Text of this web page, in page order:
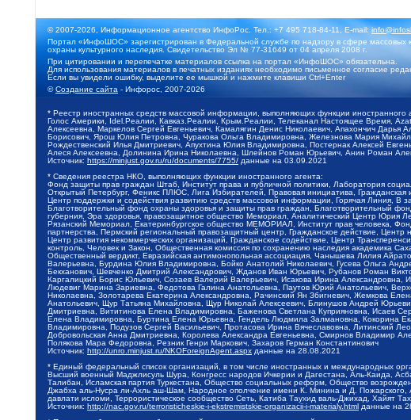
© 2007-2026, Информационное агентство ИнфоРос. Тел.: +7 495 718-84-11, E-mail:
Портал «ИнфоШОС» зарегистрирован в Федеральной службе по надзору в сфере массовых
охраны культурного наследия. Свидетельство Эл № 77-31649 от 04 апреля 2008 г.
При цитировании и перепечатке материалов ссылка на портал «ИнфоШОС» обязательна.
Для использования материалов в печатных изданиях необходимо письменное согласие
Если вы увидели ошибку, выделите ее мышкой и нажмите клавиши Ctrl+Enter
©Создание сайта - Инфорос, 2007-2026
* Реестр иностранных средств массовой информации, выполняющих функции иностранного
Голос Америки, Idel.Реалии, Кавказ.Реалии, Крым.Реалии, Телеканал Настоящее Время,
Алексеевна, Маркелов Сергей Евгеньевич, Камалягин Денис Николаевич, Апахончич
Борисович, Ярош Юлия Петровна, Чуракова Ольга Владимировна, Железнова Мария
Рождественский Илья Дмитриевич, Апухтина Юлия Владимировна, Постернак Алексей
Алеся Алексеевна, Долинина Ирина Николаевна, Шлейнов Роман Юрьевич, Анин Роман
Источник: https://minjust.gov.ru/ru/documents/7755/ данные на 03.09.2021
* Сведения реестра НКО, выполняющих функции иностранного агента:
Фонд защиты прав граждан Штаб, Институт права и публичной политики, Лаборатория
Открытый Петербург, Феникс ПЛЮС, Лига Избирателей, Правовая инициатива, Гражданская
Центр поддержки и содействия развитию средств массовой информации, Горячая Линия,
Благотворительный фонд охраны здоровья и защиты прав граждан, Благотворительный
губерния, Эра здоровья, правозащитное общество Мемориал, Аналитический Центр Юрия
Рязанский Мемориал, Екатеринбургское общество МЕМОРИАЛ, Институт прав человека,
партнерства, Пермский региональный правозащитный центр, Гражданское действие,
Центр развития некоммерческих организаций, Гражданское содействие, Центр
контроль, Человек и Закон, Общественная комиссия по сохранению наследия академика
Общественный вердикт, Евразийская антимонопольная ассоциация, Чанышева Лилия
Валерьевна, Бурдина Юлия Владимировна, Бойко Анатолий Николаевич, Гусева Ольга
Бекханович, Шевченко Дмитрий Александрович, Жданов Иван Юрьевич, Рубанов Роман
Каргалицкий Борис Юльевич, Созаев Валерий Валерьевич, Исакова Ирина
Людевиг Марина Зариевна, Федотова Галина Анатольевна, Паутов Юрий Анатольевич,
Николаевна, Золотарева Екатерина Александровна, Рачинский Ян Збигневич, Жемкова
Анатольевич, Щур Татьяна Михайловна, Щур Николай Алексеевич, Блинушов Андрей
Дмитриевна, Вититинова Елена Владимировна, Баженова Светлана Куприяновна, Исаев
Елена Владимировна, Буртина Елена Юрьевна, Гендель Людмила Залмановна, Кокорина
Владимировна, Подузов Сергей Васильевич, Протасова Ирина Вячеславовна, Литинский
Добровольская Анна Дмитриевна, Королева Александра Евгеньевна, Смирнов Владимир
Полякова Мара Федоровна, Резник Генри Маркович, Захаров Герман Константинович
Источник: http://unro.minjust.ru/NKOForeignAgent.aspx данные на 28.08.2021
* Единый федеральный список организаций, в том числе иностранных и международных
Высший военный Маджлисуль Шура, Конгресс народов Ичкерии и Дагестана, Аль-Каида,
Талибан, Исламская партия Туркестана, Общество социальных реформ, Общество
Джабха аль-Нусра ли-Ахль аш-Шам, Народное ополчение имени К. Минина и Д.
давлати исломи, Террористическое сообщество Сеть, Катиба Таухид валь-Джихад, Хайят
Источник: http://nac.gov.ru/terroristicheskie-i-ekstremistskie-organizacii-i-materialy.html данные на